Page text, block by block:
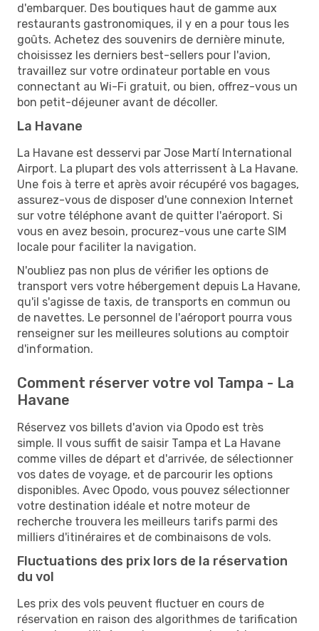
d'embarquer. Des boutiques haut de gamme aux
restaurants gastronomiques, il y en a pour tous les
goûts. Achetez des souvenirs de dernière minute,
choisissez les derniers best-sellers pour l'avion,
travaillez sur votre ordinateur portable en vous
connectant au Wi-Fi gratuit, ou bien, offrez-vous un
bon petit-déjeuner avant de décoller.
La Havane
La Havane est desservi par Jose Martí International
Airport. La plupart des vols atterrissent à La Havane.
Une fois à terre et après avoir récupéré vos bagages,
assurez-vous de disposer d'une connexion Internet
sur votre téléphone avant de quitter l'aéroport. Si
vous en avez besoin, procurez-vous une carte SIM
locale pour faciliter la navigation.
N'oubliez pas non plus de vérifier les options de
transport vers votre hébergement depuis La Havane,
qu'il s'agisse de taxis, de transports en commun ou
de navettes. Le personnel de l'aéroport pourra vous
renseigner sur les meilleures solutions au comptoir
d'information.
Comment réserver votre vol Tampa - La
Havane
Réservez vos billets d'avion via Opodo est très
simple. Il vous suffit de saisir Tampa et La Havane
comme villes de départ et d'arrivée, de sélectionner
vos dates de voyage, et de parcourir les options
disponibles. Avec Opodo, vous pouvez sélectionner
votre destination idéale et notre moteur de
recherche trouvera les meilleurs tarifs parmi des
milliers d'itinéraires et de combinaisons de vols.
Fluctuations des prix lors de la réservation
du vol
Les prix des vols peuvent fluctuer en cours de
réservation en raison des algorithmes de tarification